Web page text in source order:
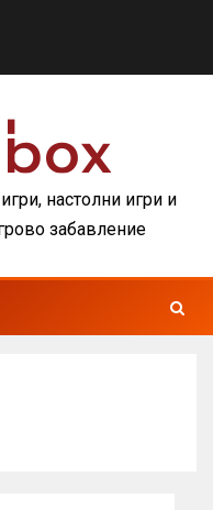
настолни игри и
забавление